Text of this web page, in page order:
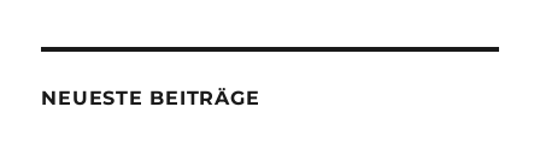
NEUESTE BEITRÄGE